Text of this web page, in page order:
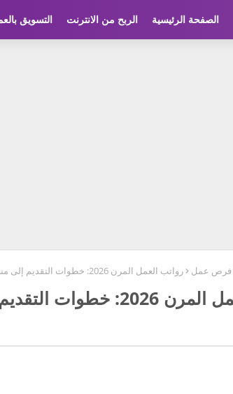
الصفحة الرئيسية الربح من الانترنت التسويق
فرص عمل رواتب العمل المرن 2026: خطوات التقديم إلى منصة مرن
التقديم إلى منصة مرن